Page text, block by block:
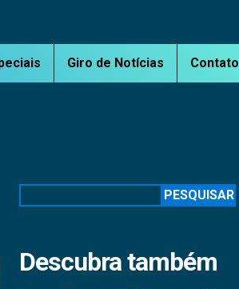
Giro de Notícias Contato
PESQUISAR
Descubra também